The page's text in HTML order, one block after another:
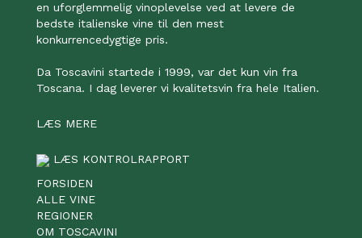
en uforglemmelig vinoplevelse ved at levere de
bedste italienske vine til den mest
konkurrencedygtige pris.
Da Toscavini startede i 1999, var det kun vin fra
Toscana. I dag leverer vi kvalitetsvin fra hele Italien.
LÆS MERE
LÆS KONTROLRAPPORT
FORSIDEN
ALLE VINE
REGIONER
OM TOSCAVINI